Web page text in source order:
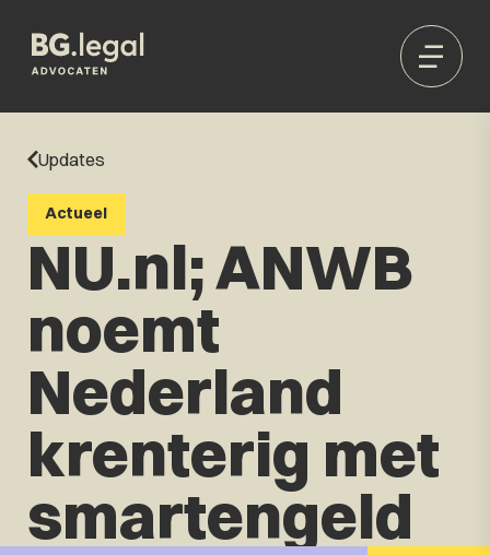
Updates
Actueel
NU.nl; ANWB
noemt
Nederland
krenterig met
smartengeld